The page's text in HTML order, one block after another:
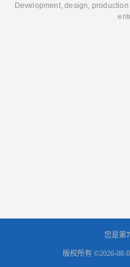
Development, design,
您是第
版权所有 ©2026-08-